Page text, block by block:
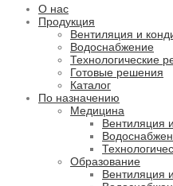
О нас
Продукция
Вентиляция и
Водоснабжение
Технологические
Готовые решения
Каталог
По назначению
Медицина
Вентиляция
Образование
Вентиляция